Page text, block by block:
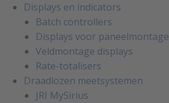
Displays en indicators
Batch controllers
Displays voor paneelmontage
Veldmontage displays
Rate-totalisers
Draadlozen meetsystemen
JRI MySirius